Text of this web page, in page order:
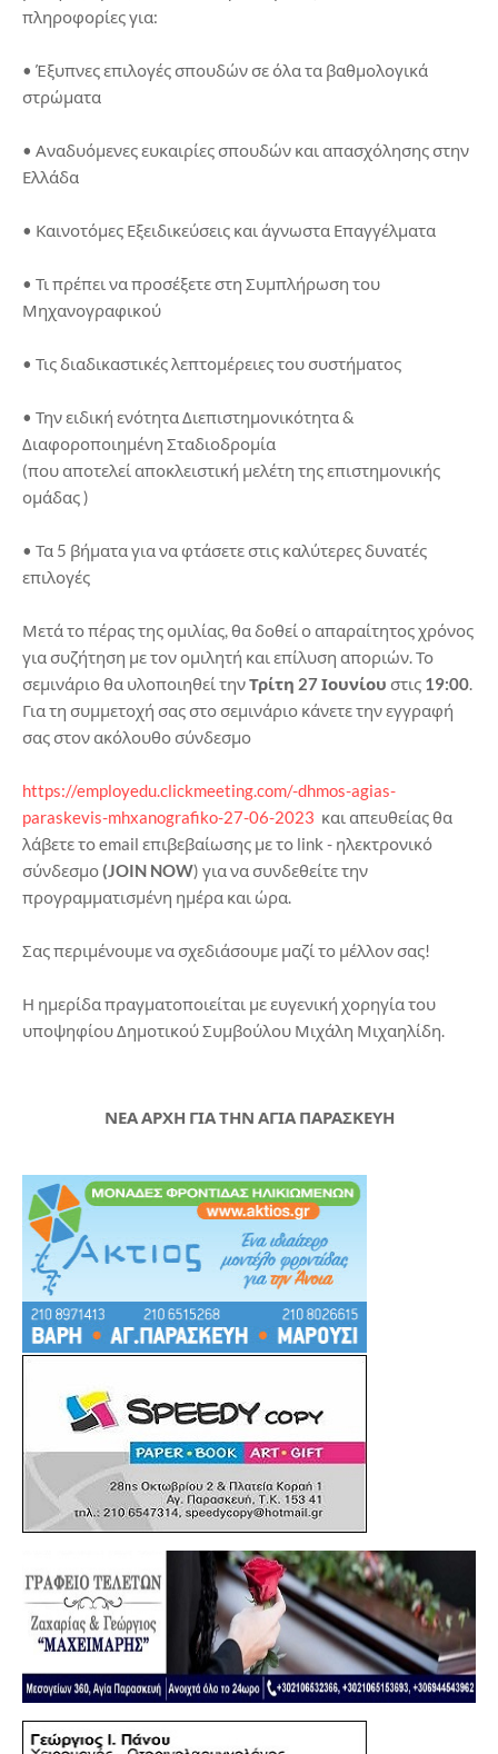
πληροφορίες για:
• Έξυπνες επιλογές σπουδών σε όλα τα βαθμολογικά
στρώματα
• Αναδυόμενες ευκαιρίες σπουδών και απασχόλησης στην
Ελλάδα
• Καινοτόμες Εξειδικεύσεις και άγνωστα Επαγγέλματα
• Τι πρέπει να προσέξετε στη Συμπλήρωση του
Μηχανογραφικού
• Τις διαδικαστικές λεπτομέρειες του συστήματος
• Την ειδική ενότητα Διεπιστημονικότητα &
Διαφοροποιημένη Σταδιοδρομία
(που αποτελεί αποκλειστική μελέτη της επιστημονικής
ομάδας )
• Τα 5 βήματα για να φτάσετε στις καλύτερες δυνατές
επιλογές
Μετά το πέρας της ομιλίας, θα δοθεί ο απαραίτητος χρόνος
για συζήτηση με τον ομιλητή και επίλυση αποριών. Το
σεμινάριο θα υλοποιηθεί τηνΤρίτη 27 Ιουνίου στις 19:00.
Για τη συμμετοχή σας στο σεμινάριο κάνετε την εγγραφή
σας στον ακόλουθο σύνδεσμο
https://employedu.clickmeeting.com/-dhmos-agias-
paraskevis-mhxanografiko-27-06-2023 και απευθείας θα
λάβετε το email επιβεβαίωσης με το link - ηλεκτρονικό
σύνδεσμο(JOIN NOW) για να συνδεθείτε την
προγραμματισμένη ημέρα και ώρα.
Σας περιμένουμε να σχεδιάσουμε μαζί το μέλλον σας!
Η ημερίδα πραγματοποιείται με ευγενική χορηγία του
υποψηφίου Δημοτικού Συμβούλου Μιχάλη Μιχαηλίδη.
ΝΕΑ ΑΡΧΗ ΓΙΑ ΤΗΝ ΑΓΙΑ ΠΑΡΑΣΚΕΥΗ